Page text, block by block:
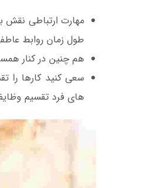
مهارت ارتباطی نقش
طول زمان روابط
هم چنین در کنار
سعی کنید کارها را
های فرد تقسیم